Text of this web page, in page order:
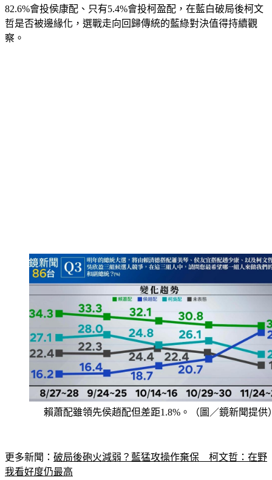
哲是否被邊緣化，選戰走向回歸傳統的藍綠對決值得持續觀
察。
賴蕭配雖領先侯趙配但差距1.8%。（圖／鏡新聞提供
我看好度仍最高